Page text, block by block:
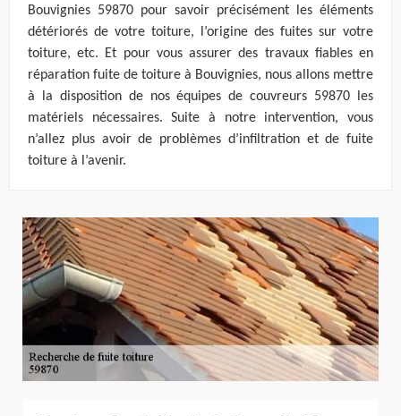
Bouvignies 59870 pour savoir précisément les éléments
détériorés de votre toiture, l’origine des fuites sur votre
toiture, etc. Et pour vous assurer des travaux fiables en
réparation fuite de toiture à Bouvignies, nous allons mettre
à la disposition de nos équipes de couvreurs 59870 les
matériels nécessaires. Suite à notre intervention, vous
n’allez plus avoir de problèmes d’infiltration et de fuite
toiture à l’avenir.